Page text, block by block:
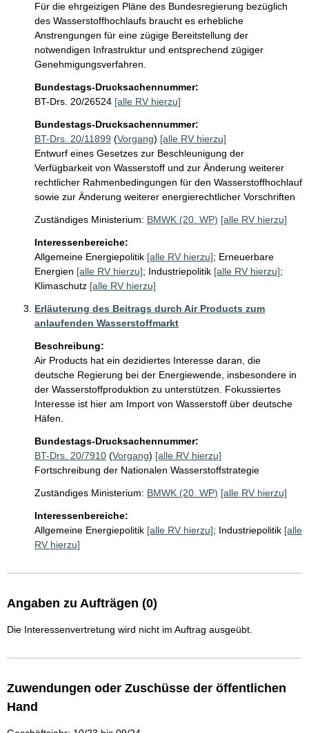
Für die ehrgeizigen Pläne des Bundesregierung bezüglich
des Wasserstoffhochlaufs braucht es erhebliche
Anstrengungen für eine zügige Bereitstellung der
notwendigen Infrastruktur und entsprechend zügiger
Genehmigungsverfahren.
Bundestags-Drucksachennummer:
BT-Drs. 20/26524 [alle RV hierzu]
Bundestags-Drucksachennummer:
BT-Drs. 20/11899 (Vorgang) [alle RV hierzu]
Entwurf eines Gesetzes zur Beschleunigung der
Verfügbarkeit von Wasserstoff und zur Änderung weiterer
rechtlicher Rahmenbedingungen für den Wasserstoffhochlauf
sowie zur Änderung weiterer energierechtlicher Vorschriften
Zuständiges Ministerium: BMWK (20. WP) [alle RV hierzu]
Interessenbereiche:
Allgemeine Energiepolitik [alle RV hierzu]; Erneuerbare
Energien [alle RV hierzu]; Industriepolitik [alle RV hierzu];
Klimaschutz [alle RV hierzu]
Erläuterung des Beitrags durch Air Products zum
anlaufenden Wasserstoffmarkt
Beschreibung:
Air Products hat ein dezidiertes Interesse daran, die
deutsche Regierung bei der Energiewende, insbesondere in
der Wasserstoffproduktion zu unterstützen. Fokussiertes
Interesse ist hier am Import von Wasserstoff über deutsche
Häfen.
Bundestags-Drucksachennummer:
BT-Drs. 20/7910 (Vorgang) [alle RV hierzu]
Fortschreibung der Nationalen Wasserstoffstrategie
Zuständiges Ministerium: BMWK (20. WP) [alle RV hierzu]
Interessenbereiche:
Allgemeine Energiepolitik [alle RV hierzu]; Industriepolitik [alle
RV hierzu]
Angaben zu Aufträgen (0)
Die Interessenvertretung wird nicht im Auftrag ausgeübt.
Zuwendungen oder Zuschüsse der öffentlichen
Hand